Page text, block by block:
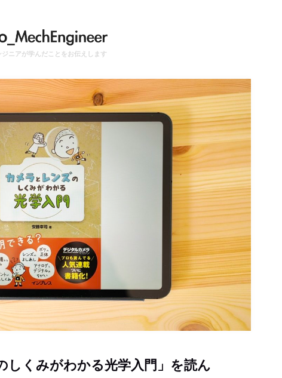
ジニアが学んだことをお伝えします
しくみがわかる光学入門」を読ん